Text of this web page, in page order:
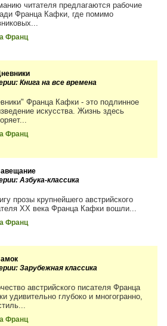
читателя предлагаются рабочие
Франца Кафки, где помимо
Франц
Книга на все времена
Франца Кафки - это подлинное
искусства. Жизнь здесь
Франц
Азбука-классика
прозы крупнейшего австрийского
ХХ века Франца Кафки вошли...
Франц
Зарубежная классика
австрийского писателя Франца
удивительно глубоко и многогранно,
Франц